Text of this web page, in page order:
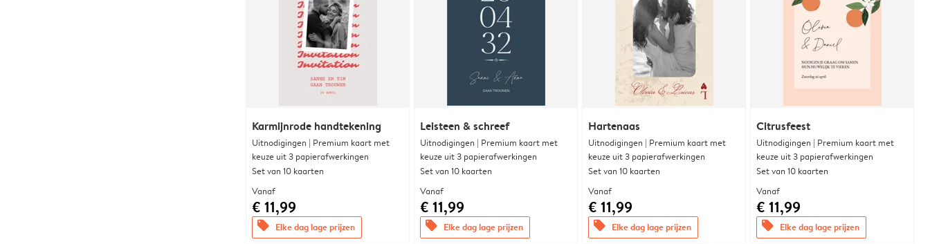
Karmijnrode handtekening
Uitnodigingen | Premium kaart met
keuze uit 3 papierafwerkingen
Set van 10 kaarten
Vanaf
€ 11,99
offers Elke dag lage prijzen
Leisteen & schreef
Uitnodigingen | Premium kaart met
keuze uit 3 papierafwerkingen
Set van 10 kaarten
Vanaf
€ 11,99
offers Elke dag lage prijzen
Hartenaas
Uitnodigingen | Premium kaart met
keuze uit 3 papierafwerkingen
Set van 10 kaarten
Vanaf
€ 11,99
offers Elke dag lage prijzen
Citrusfeest
Uitnodigingen | Premium kaart met
keuze uit 3 papierafwerkingen
Set van 10 kaarten
Vanaf
€ 11,99
offers Elke dag lage prijzen